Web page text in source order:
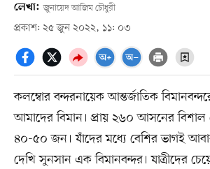
লেখা: জুনায়েদ আজিম চৌধুরী
প্রকাশ: ২৫ জুন ২০২২, ১১: ০৩
কলম্বোর বন্দরনায়েক আন্তর্জাতিক
আমাদের বিমান। প্রায় ২৬০ আসনের বিশাল
৪০-৫০ জন। যাঁদের মধ্যে বেশির ভাগই আবার
দেখি সুনসান এক বিমানবন্দর। যাত্রীদের